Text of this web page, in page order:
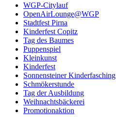
WGP-Citylauf
OpenAirLounge@WGP
Stadtfest Pirna
Kinderfest Copitz
Tag des Baumes
Puppenspiel
Kleinkunst
Kinderfest
Sonnensteiner Kinderfasching
Schmökerstunde
Tag der Ausbildung
Weihnachtsbäckerei
Promotionaktion